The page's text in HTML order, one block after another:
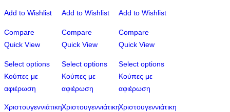
Add to Wishlist
Compare
Quick View
Select options
Κούπες με
αφιέρωση
Χριστουγεννιάτικη
Add to Wishlist
Compare
Quick View
Select options
Κούπες με
αφιέρωση
Χριστουγεννιάτικη
Add to Wishlist
Compare
Quick View
Select options
Κούπες με
αφιέρωση
Χριστουγεννιάτικη